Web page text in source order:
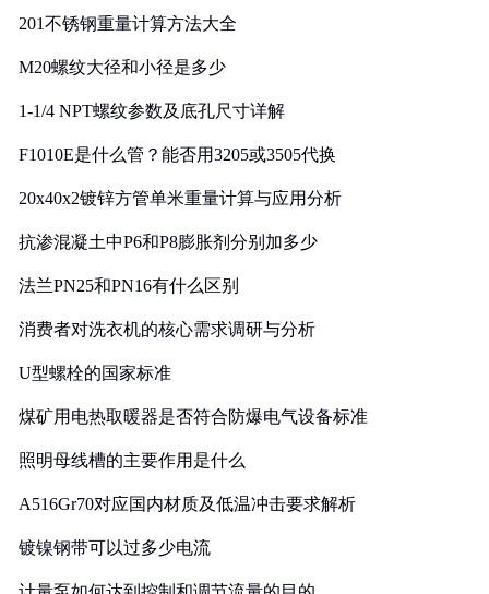
201不锈钢重量计算方法大全
M20螺纹大径和小径是多少
1-1/4 NPT螺纹参数及底孔尺寸详解
F1010E是什么管？能否用3205或3505代换
20x40x2镀锌方管单米重量计算与应用分析
抗渗混凝土中P6和P8膨胀剂分别加多少
法兰PN25和PN16有什么区别
消费者对洗衣机的核心需求调研与分析
U型螺栓的国家标准
煤矿用电热取暖器是否符合防爆电气设备标准
照明母线槽的主要作用是什么
A516Gr70对应国内材质及低温冲击要求解析
镀镍钢带可以过多少电流